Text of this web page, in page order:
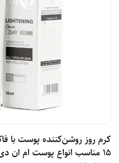
کرم روز روشن‌کننده پوست با
15 مناسب انواع پوست ام ان دی 50 میلی‌لیتر